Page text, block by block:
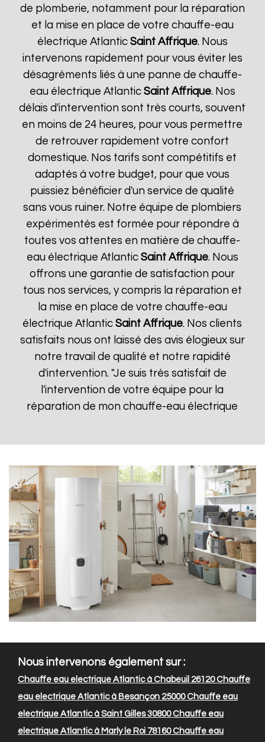
de plomberie, notamment pour la réparation
et la mise en place de votre chauffe-eau
électrique Atlantic Saint Affrique. Nous
intervenons rapidement pour vous éviter les
désagréments liés à une panne de chauffe-
eau électrique Atlantic Saint Affrique. Nos
délais d'intervention sont très courts, souvent
en moins de 24 heures, pour vous permettre
de retrouver rapidement votre confort
domestique. Nos tarifs sont compétitifs et
adaptés à votre budget, pour que vous
puissiez bénéficier d'un service de qualité
sans vous ruiner. Notre équipe de plombiers
expérimentés est formée pour répondre à
toutes vos attentes en matière de chauffe-
eau électrique Atlantic Saint Affrique. Nous
offrons une garantie de satisfaction pour
tous nos services, y compris la réparation et
la mise en place de votre chauffe-eau
électrique AtlanticSaint Affrique. Nos clients
satisfaits nous ont laissé des avis élogieux sur
notre travail de qualité et notre rapidité
d'intervention. "Je suis très satisfait de
l'intervention de votre équipe pour la
réparation de mon chauffe-eau électrique
Nous intervenons également sur :
Chauffe eau electrique Atlantic à Chabeuil 26120Chauffe
eau electrique Atlantic à Besançon 25000Chauffe eau
electrique Atlantic à Saint Gilles 30800Chauffe eau
electrique Atlantic à Marly le Roi 78160Chauffe eau